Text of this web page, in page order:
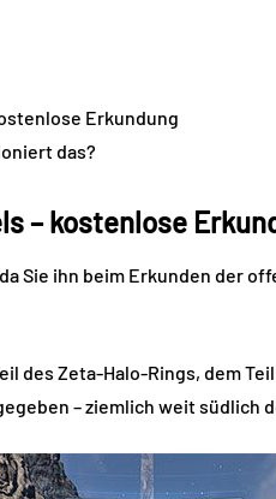
Erkundung
das?
– kostenlose
Sie ihn beim Erkunden der
des Zeta-Halo-Rings, dem
– ziemlich weit südlich